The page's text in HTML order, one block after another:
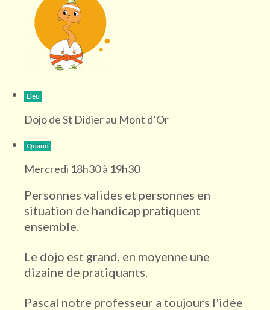
Lieu
Dojo de St Didier au Mont d’Or
Quand
Mercredi 18h30 à 19h30
Personnes valides et personnes en
situation de handicap pratiquent
ensemble.
Le dojo est grand, en moyenne une
dizaine de pratiquants.
Pascal notre professeur a toujours l'idée